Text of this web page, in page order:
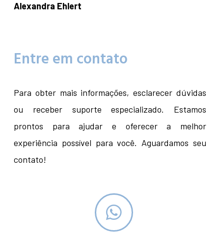
Alexandra Ehlert
Entre em contato
Para obter mais informações, esclarecer dúvidas
ou receber suporte especializado. Estamos
prontos para ajudar e oferecer a melhor
experiência possível para você. Aguardamos seu
contato!